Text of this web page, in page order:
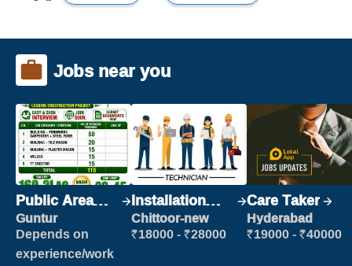
Jobs near you
Public Area
Cleaner
Guntur
Depends on
experience/work
Installation
Engineer/
Helper
Chittoor-new
₹18000 - ₹28000
Care Taker
Hyderabad
₹19000 - ₹40000